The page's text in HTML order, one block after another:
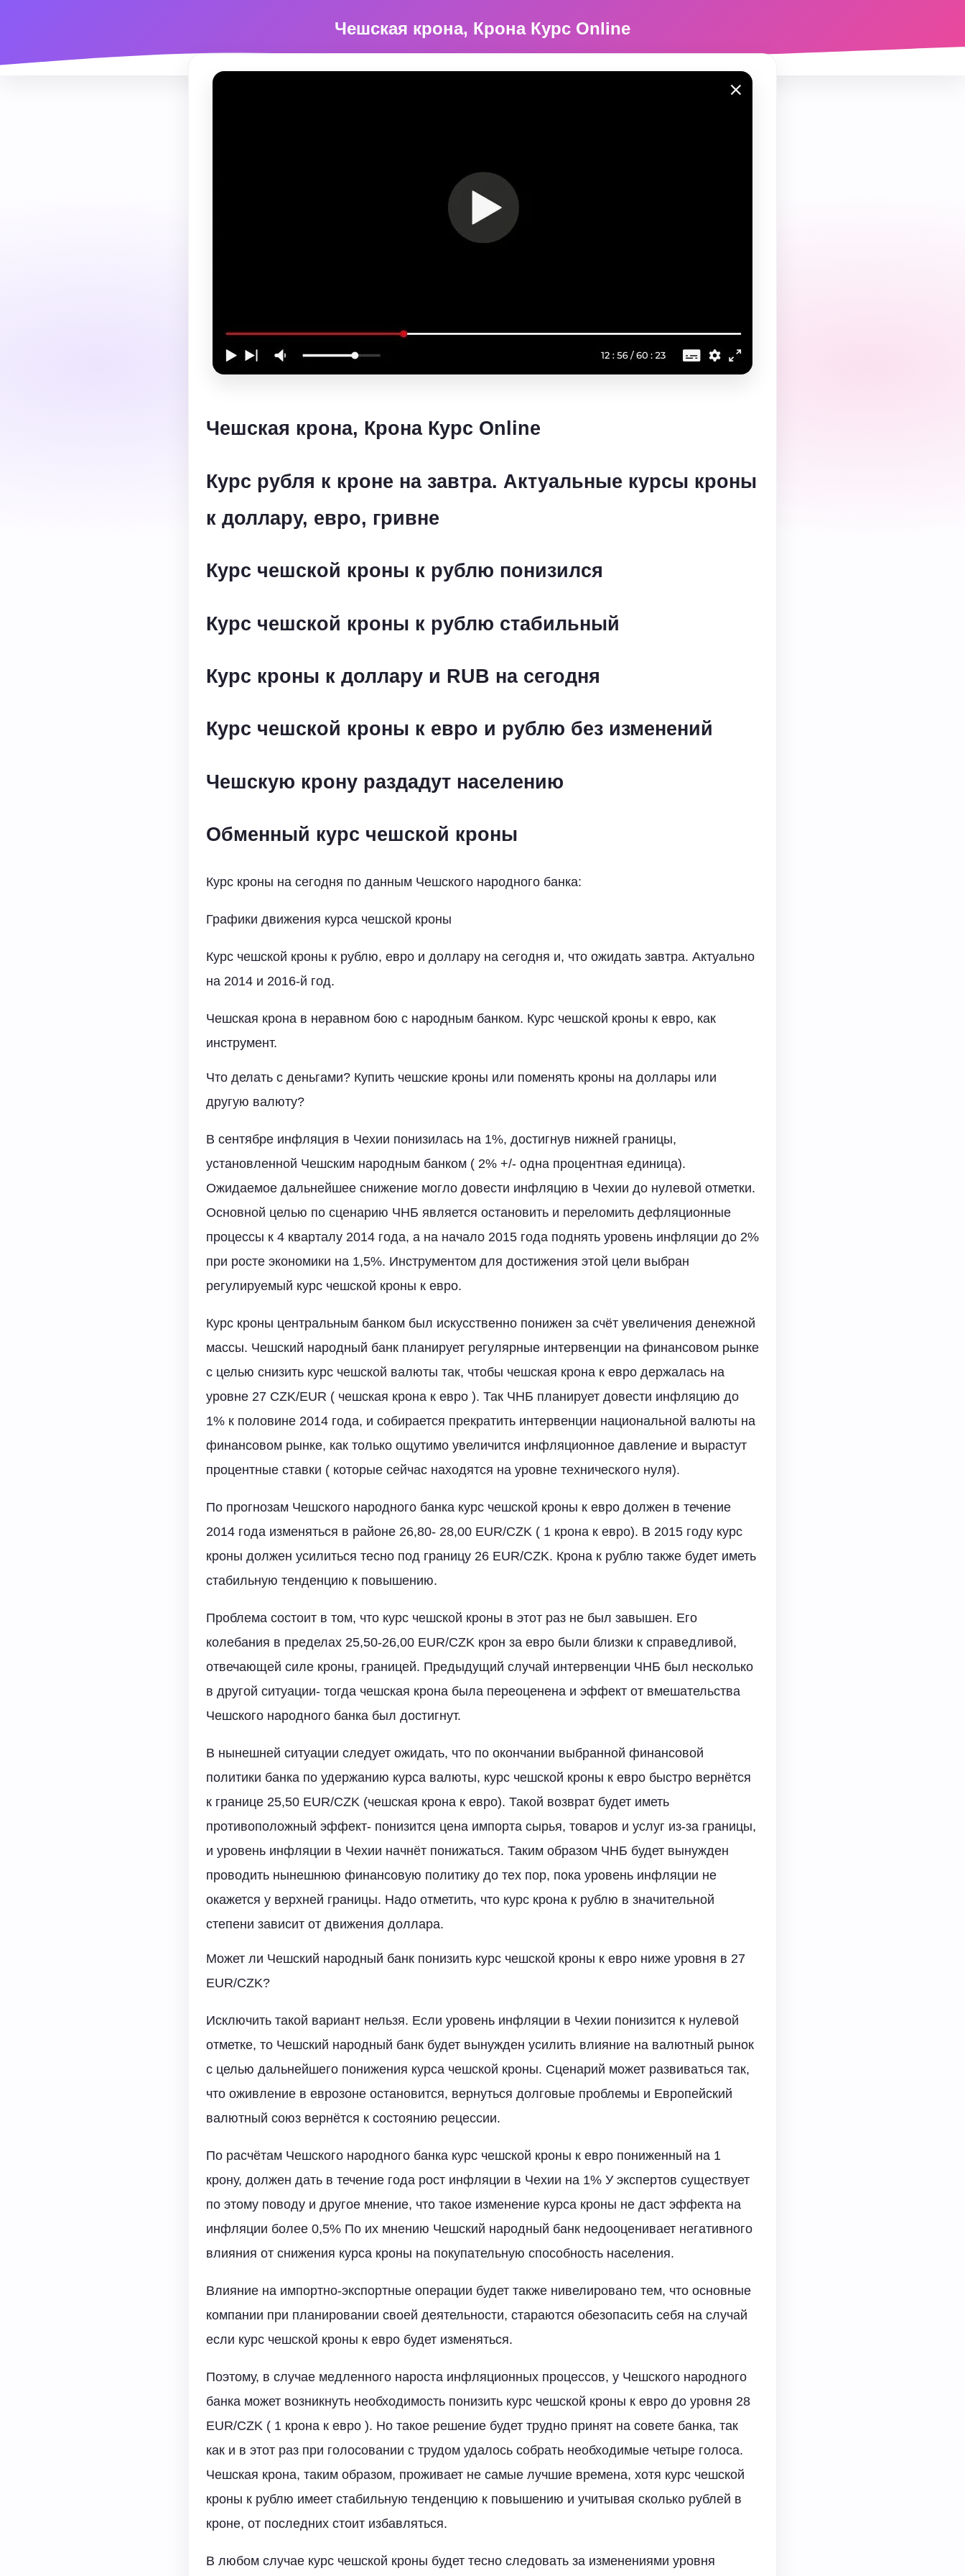
Чешская крона, Крона Курс Оnline
Чешская крона, Крона Курс Оnline
Курс рубля к кроне на завтра. Актуальные курсы кроны
к доллару, евро, гривне
Курс чешской кроны к рублю понизился
Курс чешской кроны к рублю стабильный
Курс кроны к доллару и RUB на сегодня
Курс чешской кроны к евро и рублю без изменений
Чешскую крону раздадут населению
Обменный курс чешской кроны
Курс кроны на сегодня по данным Чешского народного банка:
Графики движения курса чешской кроны
Курс чешской кроны к рублю, евро и доллару на сегодня и, что ожидать завтра. Актуально
на 2014 и 2016-й год.
Чешская крона в неравном бою с народным банком. Курс чешской кроны к евро, как
инструмент.
Что делать с деньгами? Купить чешские кроны или поменять кроны на доллары или
другую валюту?
В сентябре инфляция в Чехии понизилась на 1%, достигнув нижней границы,
установленной Чешским народным банком ( 2% +/- одна процентная единица).
Ожидаемое дальнейшее снижение могло довести инфляцию в Чехии до нулевой отметки.
Основной целью по сценарию ЧНБ является остановить и переломить дефляционные
процессы к 4 кварталу 2014 года, а на начало 2015 года поднять уровень инфляции до 2%
при росте экономики на 1,5%. Инструментом для достижения этой цели выбран
регулируемый курс чешской кроны к евро.
Курс кроны центральным банком был искусственно понижен за счёт увеличения денежной
массы. Чешский народный банк планирует регулярные интервенции на финансовом рынке
с целью снизить курс чешской валюты так, чтобы чешская крона к евро держалась на
уровне 27 CZK/EUR ( чешская крона к евро ). Так ЧНБ планирует довести инфляцию до
1% к половине 2014 года, и собирается прекратить интервенции национальной валюты на
финансовом рынке, как только ощутимо увеличится инфляционное давление и вырастут
процентные ставки ( которые сейчас находятся на уровне технического нуля).
По прогнозам Чешского народного банка курс чешской кроны к евро должен в течение
2014 года изменяться в районе 26,80- 28,00 EUR/CZK ( 1 крона к евро). В 2015 году курс
кроны должен усилиться тесно под границу 26 EUR/CZK. Крона к рублю также будет иметь
стабильную тенденцию к повышению.
Проблема состоит в том, что курс чешской кроны в этот раз не был завышен. Его
колебания в пределах 25,50-26,00 EUR/CZK крон за евро были близки к справедливой,
отвечающей силе кроны, границей. Предыдущий случай интервенции ЧНБ был несколько
в другой ситуации- тогда чешская крона была переоценена и эффект от вмешательства
Чешского народного банка был достигнут.
В нынешней ситуации следует ожидать, что по окончании выбранной финансовой
политики банка по удержанию курса валюты, курс чешской кроны к евро быстро вернётся
к границе 25,50 EUR/CZK (чешская крона к евро). Такой возврат будет иметь
противоположный эффект- понизится цена импорта сырья, товаров и услуг из-за границы,
и уровень инфляции в Чехии начнёт понижаться. Таким образом ЧНБ будет вынужден
проводить нынешнюю финансовую политику до тех пор, пока уровень инфляции не
окажется у верхней границы. Надо отметить, что курс крона к рублю в значительной
степени зависит от движения доллара.
Может ли Чешский народный банк понизить курс чешской кроны к евро ниже уровня в 27
EUR/CZK?
Исключить такой вариант нельзя. Если уровень инфляции в Чехии понизится к нулевой
отметке, то Чешский народный банк будет вынужден усилить влияние на валютный рынок
с целью дальнейшего понижения курса чешской кроны. Сценарий может развиваться так,
что оживление в еврозоне остановится, вернуться долговые проблемы и Европейский
валютный союз вернётся к состоянию рецессии.
По расчётам Чешского народного банка курс чешской кроны к евро пониженный на 1
крону, должен дать в течение года рост инфляции в Чехии на 1% У экспертов существует
по этому поводу и другое мнение, что такое изменение курса кроны не даст эффекта на
инфляции более 0,5% По их мнению Чешский народный банк недооценивает негативного
влияния от снижения курса кроны на покупательную способность населения.
Влияние на импортно-экспортные операции будет также нивелировано тем, что основные
компании при планировании своей деятельности, стараются обезопасить себя на случай
если курс чешской кроны к евро будет изменяться.
Поэтому, в случае медленного нароста инфляционных процессов, у Чешского народного
банка может возникнуть необходимость понизить курс чешской кроны к евро до уровня 28
EUR/CZK ( 1 крона к евро ). Но такое решение будет трудно принят на совете банка, так
как и в этот раз при голосовании с трудом удалось собрать необходимые четыре голоса.
Чешская крона, таким образом, проживает не самые лучшие времена, хотя курс чешской
кроны к рублю имеет стабильную тенденцию к повышению и учитывая сколько рублей в
кроне, от последних стоит избавляться.
В любом случае курс чешской кроны будет тесно следовать за изменениями уровня